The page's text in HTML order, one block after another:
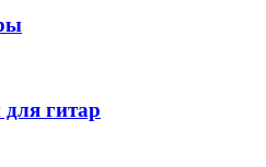
гитар